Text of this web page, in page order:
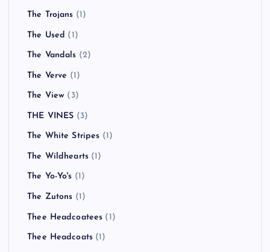
The Trojans (1)
The Used (1)
The Vandals (2)
The Verve (1)
The View (3)
THE VINES (3)
The White Stripes (1)
The Wildhearts (1)
The Yo-Yo's (1)
The Zutons (1)
Thee Headcoatees (1)
Thee Headcoats (1)